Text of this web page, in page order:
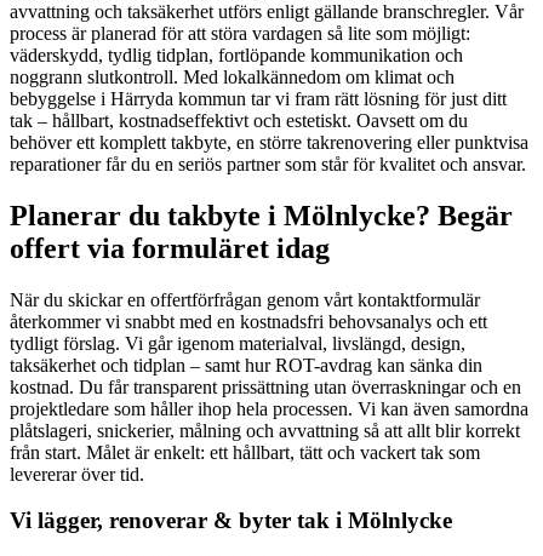
avvattning och taksäkerhet utförs enligt gällande branschregler. Vår
process är planerad för att störa vardagen så lite som möjligt:
väderskydd, tydlig tidplan, fortlöpande kommunikation och
noggrann slutkontroll. Med lokalkännedom om klimat och
bebyggelse i Härryda kommun tar vi fram rätt lösning för just ditt
tak – hållbart, kostnadseffektivt och estetiskt. Oavsett om du
behöver ett komplett takbyte, en större takrenovering eller punktvisa
reparationer får du en seriös partner som står för kvalitet och ansvar.
Planerar du takbyte i Mölnlycke? Begär
offert via formuläret idag
När du skickar en offertförfrågan genom vårt kontaktformulär
återkommer vi snabbt med en kostnadsfri behovsanalys och ett
tydligt förslag. Vi går igenom materialval, livslängd, design,
taksäkerhet och tidplan – samt hur ROT-avdrag kan sänka din
kostnad. Du får transparent prissättning utan överraskningar och en
projektledare som håller ihop hela processen. Vi kan även samordna
plåtslageri, snickerier, målning och avvattning så att allt blir korrekt
från start. Målet är enkelt: ett hållbart, tätt och vackert tak som
levererar över tid.
Vi lägger, renoverar & byter tak i Mölnlycke